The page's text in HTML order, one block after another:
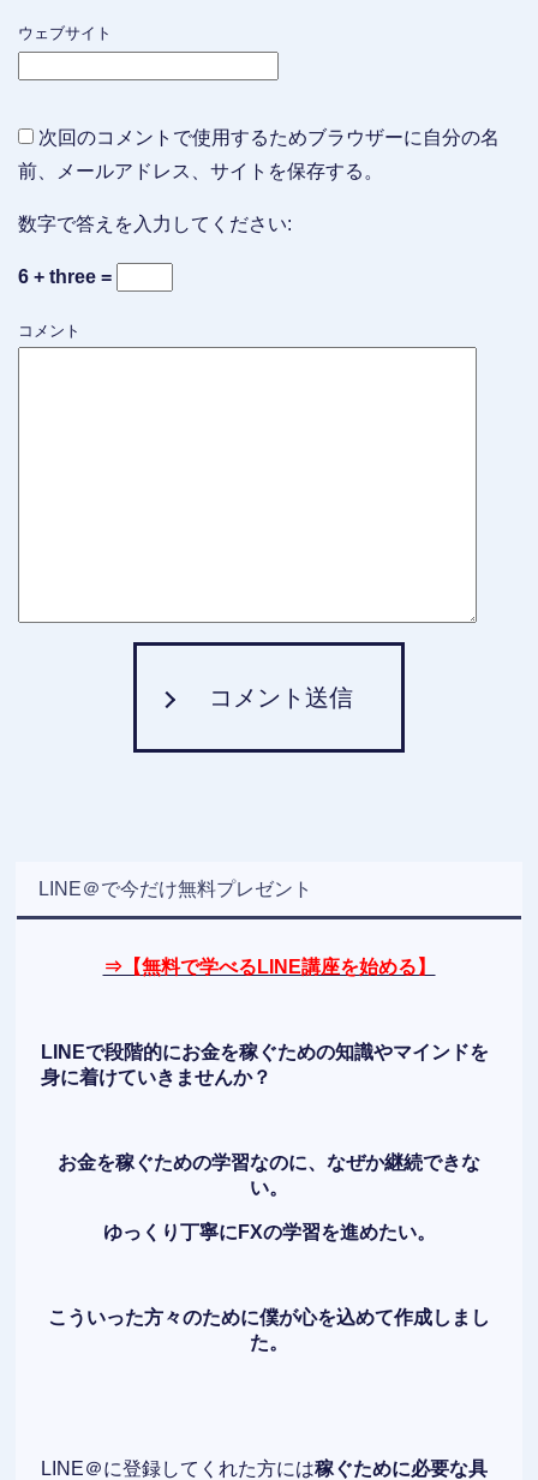
ウェブサイト
次回のコメントで使用するためブラウザーに自分の名
前、メールアドレス、サイトを保存する。
数字で答えを入力してください:
6 + three =
コメント
コメント送信
LINE＠で今だけ無料プレゼント
⇒【無料で学べるLINE講座を始める】
LINEで段階的にお金を稼ぐための知識やマインドを
身に着けていきませんか？
お金を稼ぐための学習なのに、なぜか継続できな
い。
ゆっくり丁寧にFXの学習を進めたい。
こういった方々のために僕が心を込めて作成しまし
た。
LINE＠に登録してくれた方には稼ぐために必要な具